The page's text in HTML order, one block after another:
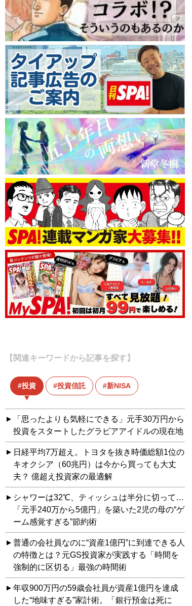
【関連キーワードから記事を探す】
投資 投資信託 新NISA
「思ったよりも気軽にできる」元手30万円から
投資をスタートしたグラビアアイドルの現在地
日経平均7万超え。トヨタを抜き時価総額1位の
キオクシア（60兆円）は今から買っても大丈
夫？ 億超え投資家の最適解
シャワーは32℃、ティッシュは半分に切って…
「元手240万から5億円」を築いた2児の母の“ゲ
ーム感覚すぎる”節約術
普通の会社員なのに“資産1億円”に到達できる人
の特徴とは？元GS投資家が実践する「時間を
強制的に区切る」最強の時間術
年収900万円の59歳会社員が資産1億円を達成
した“地味すぎる”家計術。「銀行預金は死に